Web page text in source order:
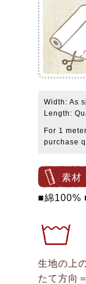
Width: As
Length:
For 1
purchase
素材
■綿100%
生地の上
たて方向